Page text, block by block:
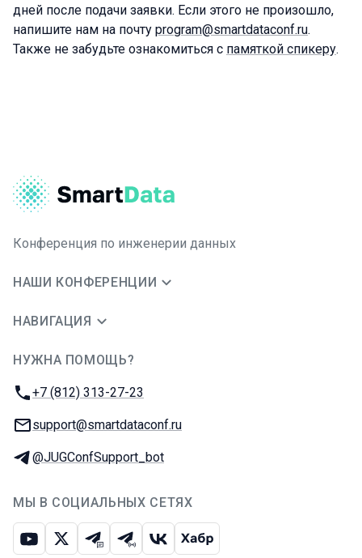
дней после подачи заявки. Если этого не произошло,
напишите нам на почту program@smartdataconf.ru.
Также не забудьте ознакомиться с памяткой спикеру.
Конференция по инженерии данных
НАШИ КОНФЕРЕНЦИИ
НАВИГАЦИЯ
НУЖНА ПОМОЩЬ?
Телефон:
+7 (812) 313-27-23
E-mail:
support@smartdataconf.ru
Телеграм:
@JUGConfSupport_bot
МЫ В СОЦИАЛЬНЫХ СЕТЯХ
ЮтубИкс Телеграм-чат
Телеграм-канал
ВКонтакте
Хабр